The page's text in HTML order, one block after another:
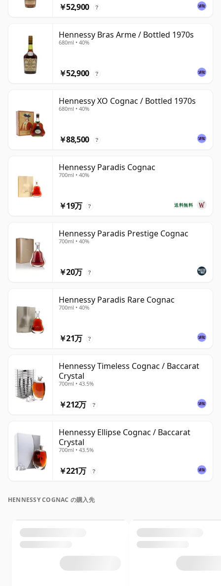
￥52,900 ?
Hennessy Bras Arme / Bottled 1970s
680ml • 40%
￥52,900 ?
Hennessy XO Cognac / Bottled 1970s
680ml • 40%
￥88,500 ?
Hennessy Paradis Cognac
700ml • 40%
送料無料
￥19万 ?
Hennessy Paradis Prestige Cognac
700ml • 40%
￥20万 ?
Hennessy Paradis Rare Cognac
700ml • 40%
￥21万 ?
Hennessy Timeless Cognac / Baccarat
Crystal
700ml • 43.5%
￥212万 ?
Hennessy Ellipse Cognac / Baccarat
Crystal
700ml • 43.5%
￥221万 ?
HENNESSY COGNAC の購入先